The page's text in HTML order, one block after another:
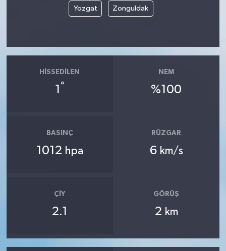
Yozgat Zonguldak
HISSEDILEN
1 °
NEM
%100
BASINÇ
1012 hpa
RÜZGAR
6 km/s
ÇIY
2.1
GÖRÜŞ
2 km